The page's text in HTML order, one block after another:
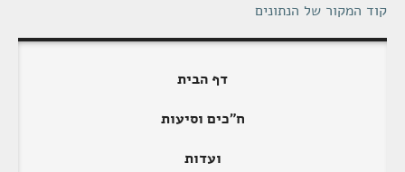
קוד המקור של הנתונים
דף הבית
ח"כים וסיעות
ועדות